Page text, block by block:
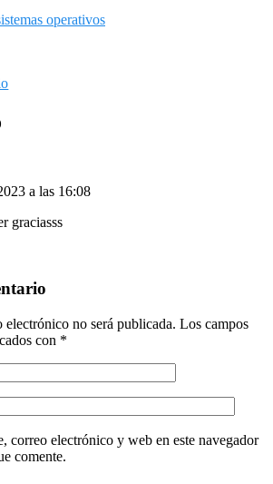
operativos
a las 16:08
graciasss
no será publicada. Los campos
con *
correo electrónico y web en este navegador
comente.